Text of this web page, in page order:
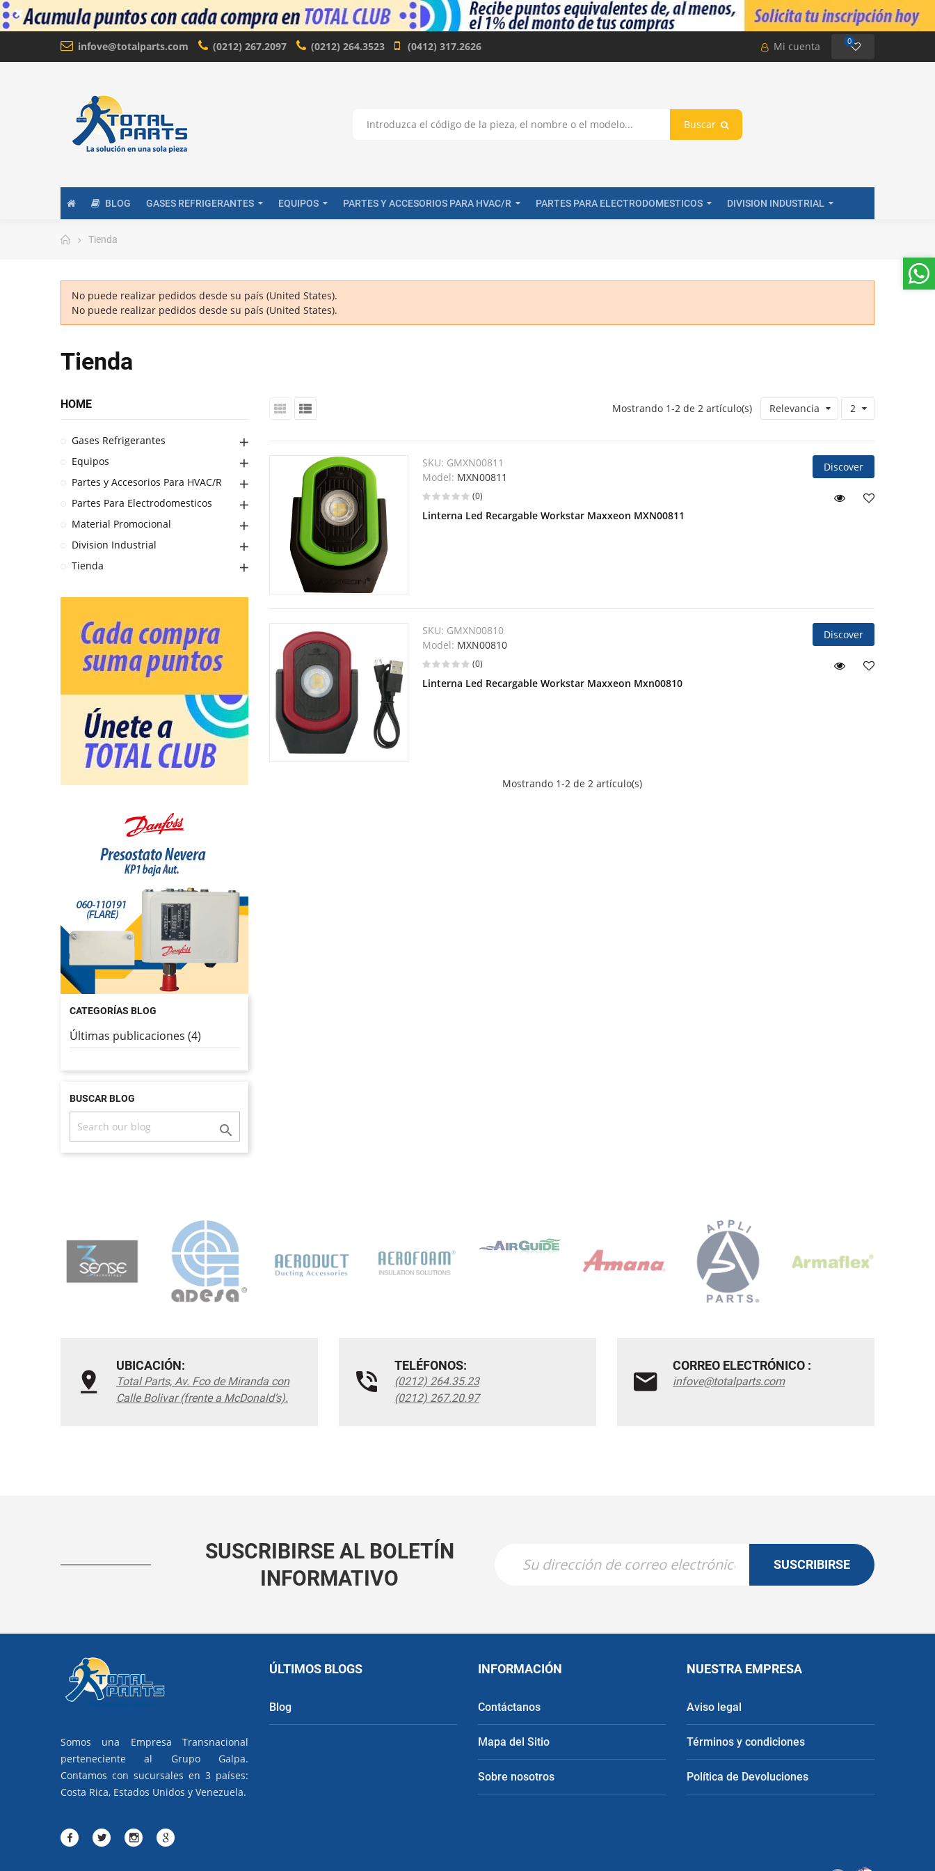
infove@totalparts.com (0212) 267.2097 (0212) 264.3523 (0412) 317.2626 Mi cuenta 0
Buscar
BLOG GASES REFRIGERANTES EQUIPOS PARTES Y ACCESORIOS PARA HVAC/R PARTES PARA ELECTRODOMESTICOS DIVISION INDUSTRIAL
Tienda
No puede realizar pedidos desde su país (United States).
No puede realizar pedidos desde su país (United States).
Tienda
Relevancia 2
Mostrando 1-2 de 2 artículo(s)
SKU: GMXN00811
Model: MXN00811
(0)
Linterna Led Recargable Workstar Maxxeon MXN00811
Discover
SKU: GMXN00810
Model: MXN00810
(0)
Linterna Led Recargable Workstar Maxxeon Mxn00810
Discover
Mostrando 1-2 de 2 artículo(s)
HOME
Gases Refrigerantes
Equipos
Partes y Accesorios Para HVAC/R
Partes Para Electrodomesticos
Material Promocional
Division Industrial
Tienda
CATEGORÍAS BLOG
Últimas publicaciones (4)
BUSCAR BLOG

UBICACIÓN:
Total Parts, Av. Fco de Miranda con
Calle Bolivar (frente a McDonald’s).
TELÉFONOS:
(0212) 264.35.23
(0212) 267.20.97
CORREO ELECTRÓNICO :
infove@totalparts.com
SUSCRIBIRSE AL BOLETÍN
INFORMATIVO
SUSCRIBIRSE
Somos una Empresa Transnacional
perteneciente al Grupo Galpa.
Contamos con sucursales en 3 países:
Costa Rica, Estados Unidos y Venezuela.
ÚLTIMOS BLOGS
Blog
INFORMACIÓN
Contáctanos
Mapa del Sitio
Sobre nosotros
NUESTRA EMPRESA
Aviso legal
Términos y condiciones
Política de Devoluciones